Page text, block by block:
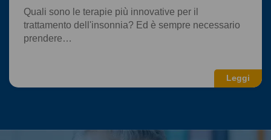
Leggi
Quali sono le terapie più innovative per il
trattamento dell'insonnia? Ed è sempre necessario
prendere…